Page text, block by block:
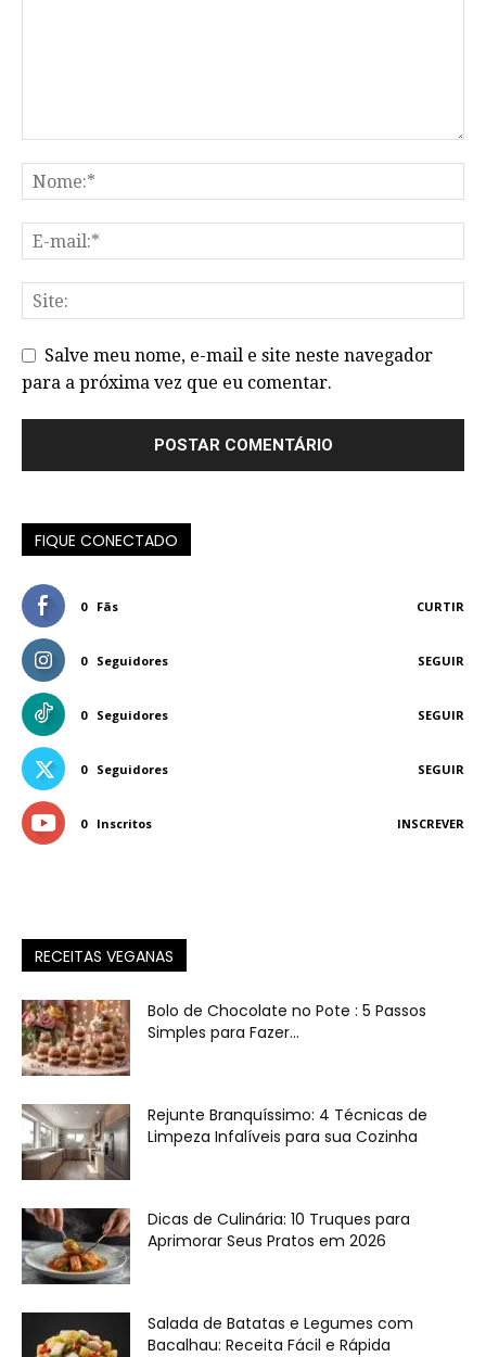
Salve meu nome, e-mail e site neste navegador
para a próxima vez que eu comentar.
FIQUE CONECTADO
0 Fãs CURTIR
0 Seguidores SEGUIR
0 Seguidores SEGUIR
0 Seguidores SEGUIR
0 Inscritos INSCREVER
RECEITAS VEGANAS
Bolo de Chocolate no Pote : 5 Passos
Simples para Fazer...
Rejunte Branquíssimo: 4 Técnicas de
Limpeza Infalíveis para sua Cozinha
Dicas de Culinária: 10 Truques para
Aprimorar Seus Pratos em 2026
Salada de Batatas e Legumes com
Bacalhau: Receita Fácil e Rápida